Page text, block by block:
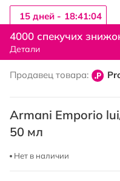
Перейти
к
началу
галереи
4000 спекучих
Детали
15 дней - 18:41:02
Продавец товара:
Armani Emporio
50 мл
Нет в наличии